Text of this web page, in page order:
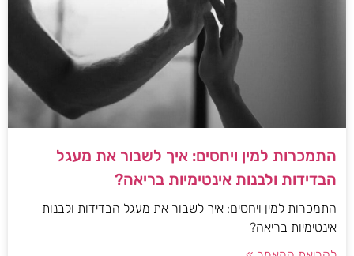
התמכרות למין ויחסים: איך לשבור את מעגל
הבדידות ולבנות אינטימיות בריאה?
התמכרות למין ויחסים: איך לשבור את מעגל הבדידות ולבנות
אינטימיות בריאה?